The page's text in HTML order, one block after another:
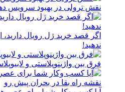
نقش ترولی در بهبود سرویس
اگر قصد خرید ژل رویال
ندهید!
فرق بین واژینوپلاستی و